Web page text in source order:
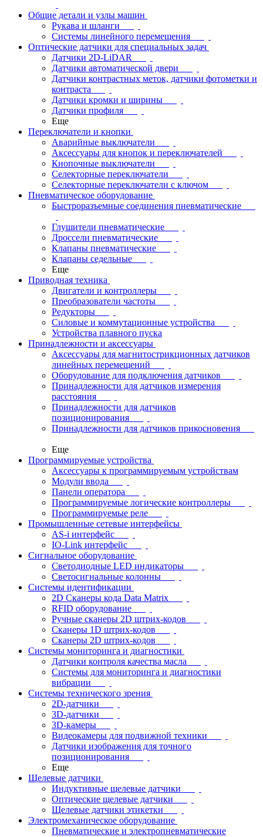
Общие детали и узлы машин
Рукава и шланги
Системы линейного перемещения
Оптические датчики для специальных задач
Датчики 2D-LiDAR
Датчики автоматической двери
Датчики контрастных меток, датчики фотометки и
контраста
Датчики кромки и ширины
Датчики профиля
Еще
Переключатели и кнопки
Аварийные выключатели
Аксессуары для кнопок и переключателей
Кнопочные выключатели
Селекторные переключатели
Селекторные переключатели с ключом
Пневматическое оборудование
Быстроразъемные соединения пневматические
Глушители пневматические
Дроссели пневматические
Клапаны пневматические
Клапаны седельные
Еще
Приводная техника
Двигатели и контроллеры
Преобразователи частоты
Редукторы
Силовые и коммутационные устройства
Устройства плавного пуска
Принадлежности и аксессуары
Аксессуары для магнитострикционных датчиков
линейных перемещений
Оборудование для подключения датчиков
Принадлежности для датчиков измерения
расстояния
Принадлежности для датчиков
позиционирования
Принадлежности для датчиков прикосновения
Еще
Программируемые устройства
Аксессуары к программируемым устройствам
Модули ввода
Панели оператора
Программируемые логические контроллеры
Программируемые реле
Промышленные сетевые интерфейсы
AS-i интерфейс
IO-Link интерфейс
Сигнальное оборудование
Светодиодные LED индикаторы
Светосигнальные колонны
Системы идентификации
2D Сканеры кода Data Matrix
RFID оборудование
Ручные сканеры 2D штрих-кодов
Сканеры 1D штрих-кодов
Сканеры 2D штрих-кодов
Системы мониторинга и диагностики
Датчики контроля качества масла
Системы для мониторинга и диагностики
вибрации
Системы технического зрения
2D-датчики
3D-датчики
3D-камеры
Видеокамеры для подвижной техники
Датчики изображения для точного
позиционирования
Еще
Щелевые датчики
Индуктивные щелевые датчики
Оптические щелевые датчики
Щелевые датчики этикетки
Электромеханическое оборудование
Пневматические и электропневматические